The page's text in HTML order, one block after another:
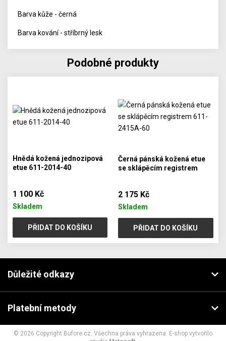
Barva kůže - černá
Barva kování - stříbrný lesk
Podobné produkty
Hnědá kožená jednozipová
etue 611-2014-40
1 100 Kč
Skladem
PŘIDAT DO KOŠÍKU
Černá pánská kožená etue
se sklápěcím registrem
2 175 Kč
Skladem
PŘIDAT DO KOŠÍKU
Důležité odkazy
Platební metody
© 2026 Copyright Bufore.cz. Všechna práva vyhrazena. E-shop vytvořilo